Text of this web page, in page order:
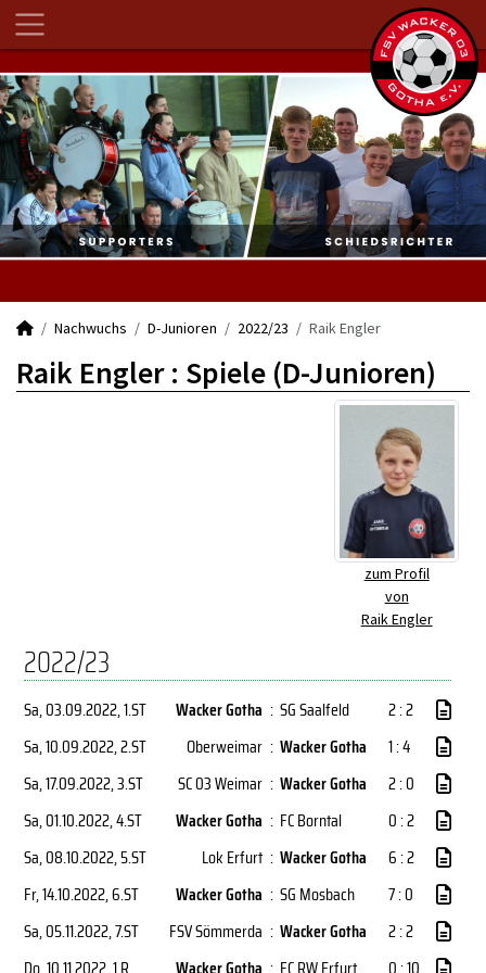
Nachwuchs D-Junioren 2022/23 Raik Engler
Raik Engler : Spiele (D-Junioren)
zum Profil
von
Raik Engler
2022/23
Sa, 03.09.2022, 1.ST Wacker Gotha : SG Saalfeld
2 : 2
Sa, 10.09.2022, 2.ST Oberweimar : Wacker Gotha
1 : 4
Sa, 17.09.2022, 3.ST SC 03 Weimar : Wacker Gotha
2 : 0
Sa, 01.10.2022, 4.ST Wacker Gotha : FC Borntal
0 : 2
Sa, 08.10.2022, 5.ST Lok Erfurt : Wacker Gotha
6 : 2
Fr, 14.10.2022, 6.ST Wacker Gotha : SG Mosbach
7 : 0
Sa, 05.11.2022, 7.ST FSV Sömmerda : Wacker Gotha
2 : 2